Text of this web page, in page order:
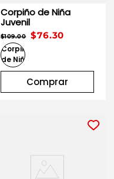
Corpiño de Niña
Juvenil
$76.30
$109.00
Comprar